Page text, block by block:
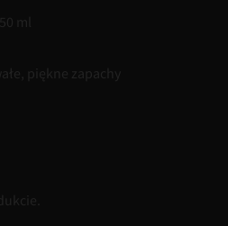
ml
piękne zapachy